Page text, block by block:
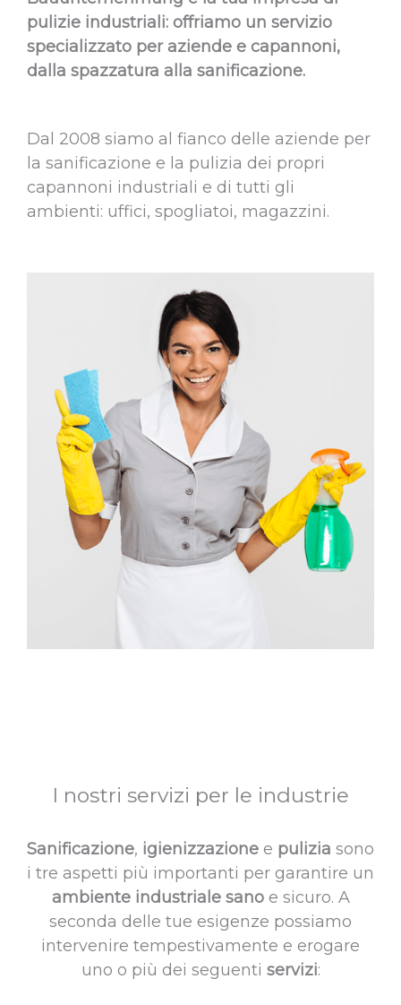
pulizie industriali: offriamo un servizio
specializzato per aziende e capannoni,
dalla spazzatura alla sanificazione.
Dal 2008 siamo al fianco delle aziende per
la sanificazione e la pulizia dei propri
capannoni industriali e di tutti gli
ambienti: uffici, spogliatoi, magazzini.
I nostri servizi per le industrie
Sanificazione, igienizzazione e pulizia sono
i tre aspetti più importanti per garantire un
ambiente industriale sanoe sicuro. A
seconda delle tue esigenze possiamo
intervenire tempestivamente e erogare
uno o più dei seguenti servizi: